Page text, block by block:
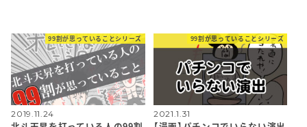
99割が思っていることシリーズ
2019.11.24
99割が思っていることシリーズ
2021.1.31